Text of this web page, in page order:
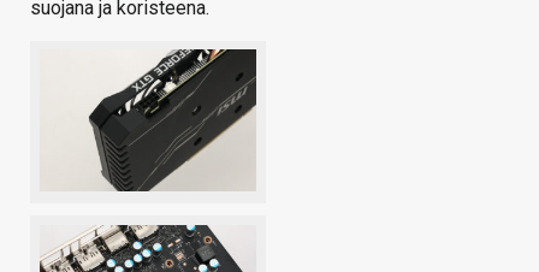
suojana ja koristeena.